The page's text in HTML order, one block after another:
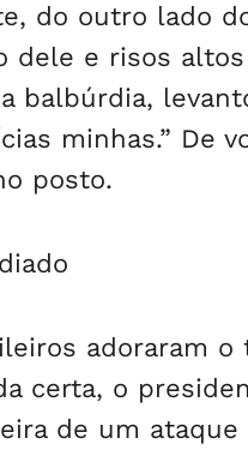
do outro lado
dele e risos
balbúrdia,
minhas.” De
posto.
adoraram
certa, o
de um ataque